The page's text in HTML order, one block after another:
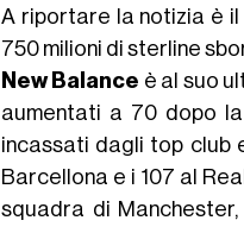
A riportare la notizia è il
750 milioni di sterline
New Balance è al suo
aumentati a 70 dopo
incassati dagli top club
Barcellona e i 107 al
squadra di